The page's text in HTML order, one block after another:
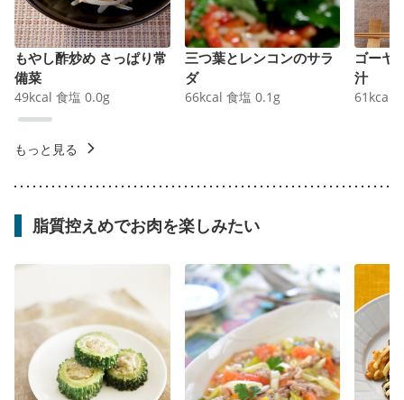
もやし酢炒め さっぱり常
備菜
49kcal 食塩 0.0g
三つ葉とレンコンのサラ
ダ
66kcal 食塩 0.1 g
ゴーヤ
汁
61 kcal
もっと見る
脂質控えめでお肉を楽しみたい